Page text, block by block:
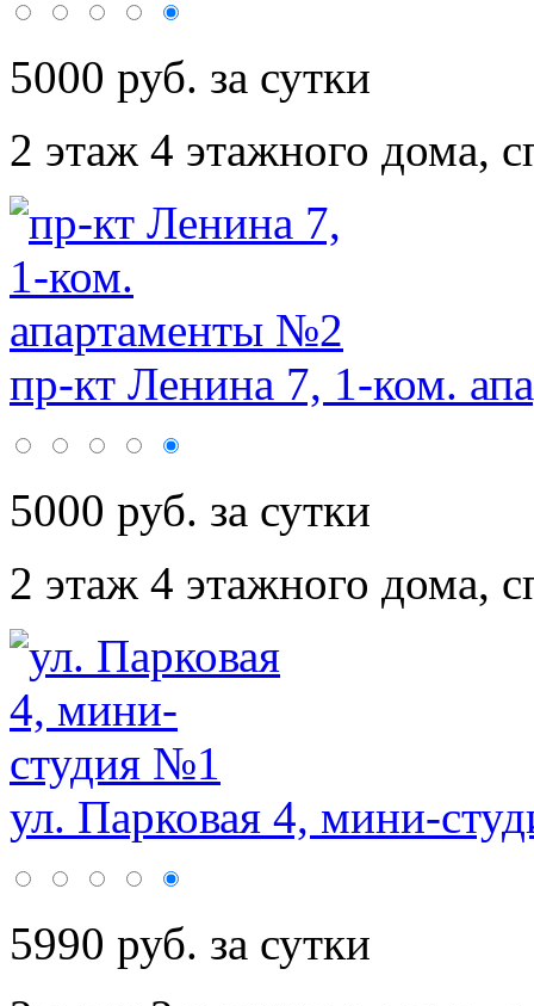
5000 руб. за сутки
2 этаж 4 этажного дома,
пр-кт Ленина 7, 1-ком.
5000 руб. за сутки
2 этаж 4 этажного дома,
ул. Парковая 4, мини-
5990 руб. за сутки